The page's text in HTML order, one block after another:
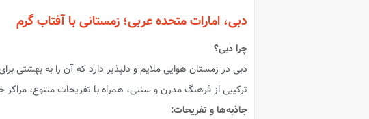
دبی، امارات متحده عربی؛ زمستانی با آفتاب گرم
چرا دبی؟
دبی در زمستان هوایی ملایم و دلپذیر دارد که آن را به بهشتی
ترکیبی از فرهنگ مدرن و سنتی، همراه با تفریحات متنوع،
جاذبه‌ها و تفریحات: